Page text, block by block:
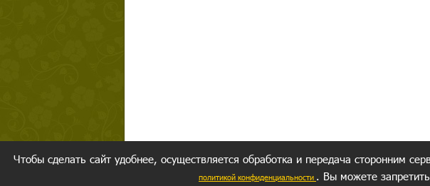
Чтобы сделать сайт удобнее, осуществляется обработка и передача сторонним
политикой конфиденциальности . Вы можете